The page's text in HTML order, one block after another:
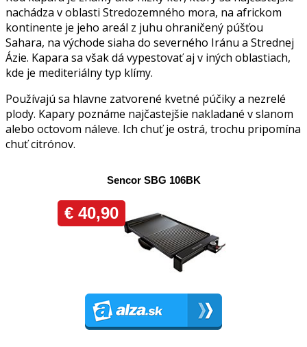
nachádza v oblasti Stredozemného mora, na africkom
kontinente je jeho areál z juhu ohraničený púšťou
Sahara, na východe siaha do severného Iránu a Strednej
Ázie. Kapara sa však dá vypestovať aj v iných oblastiach,
kde je mediteriálny typ klímy.
Používajú sa hlavne zatvorené kvetné púčiky a nezrelé
plody. Kapary poznáme najčastejšie nakladané v slanom
alebo octovom náleve. Ich chuť je ostrá, trochu pripomína
chuť citrónov.